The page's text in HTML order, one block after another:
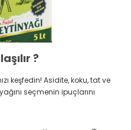
?
keşfedin! Asidite, koku, tat ve
seçmenin ipuçlarını